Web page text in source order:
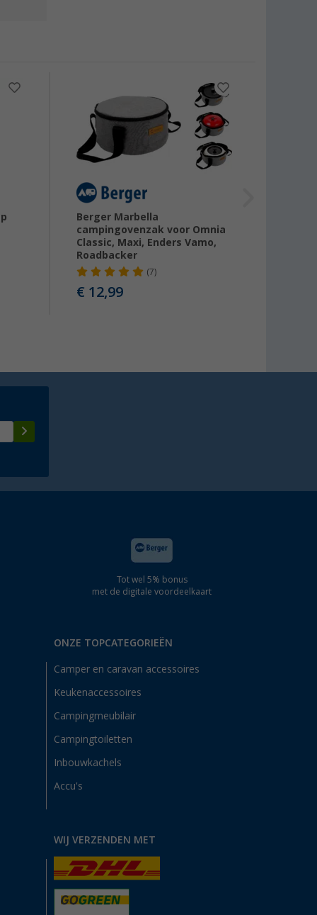
Berger Marbella
campingovenzak voor Omnia
Classic, Maxi, Enders Vamo,
Roadbacker
(7)
€ 12,99
Tot wel 5% bonus
met de digitale voordeelkaart
ONZE TOPCATEGORIEËN
Camper en caravan accessoires
Keukenaccessoires
Campingmeubilair
Campingtoiletten
Inbouwkachels
Accu's
WIJ VERZENDEN MET